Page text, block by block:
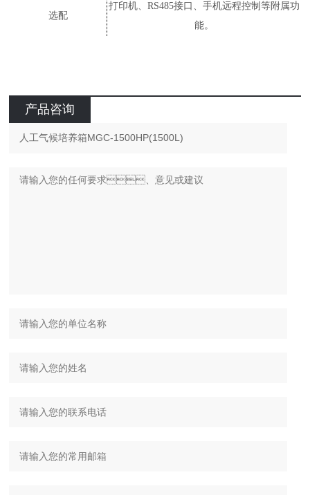
选配
打印机、 RS485接口、手机远程控制等附属功
能。
产品咨询